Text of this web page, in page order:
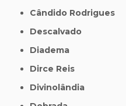
Cândido Rodrigues
Descalvado
Diadema
Dirce Reis
Divinolândia